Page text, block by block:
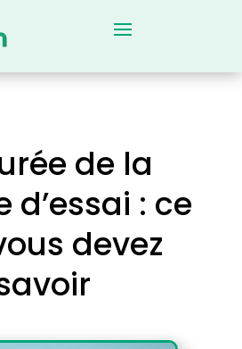
de la
d’essai : ce
devez